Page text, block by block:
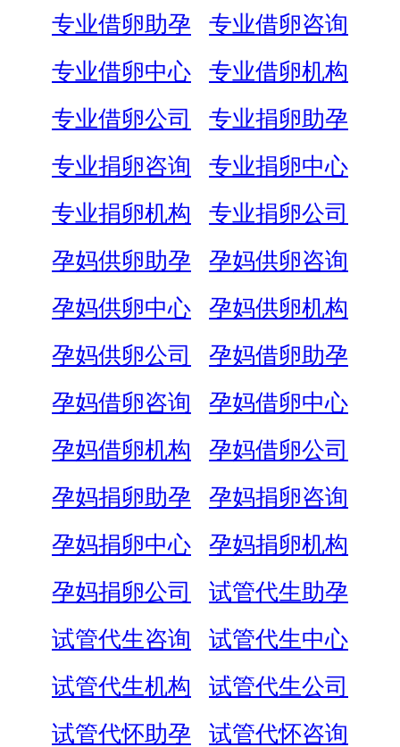
专业借卵助孕
专业借卵咨询
专业借卵中心
专业借卵机构
专业借卵公司
专业捐卵助孕
专业捐卵咨询
专业捐卵中心
专业捐卵机构
专业捐卵公司
孕妈供卵助孕
孕妈供卵咨询
孕妈供卵中心
孕妈供卵机构
孕妈供卵公司
孕妈借卵助孕
孕妈借卵咨询
孕妈借卵中心
孕妈借卵机构
孕妈借卵公司
孕妈捐卵助孕
孕妈捐卵咨询
孕妈捐卵中心
孕妈捐卵机构
孕妈捐卵公司
试管代生助孕
试管代生咨询
试管代生中心
试管代生机构
试管代生公司
试管代怀助孕
试管代怀咨询